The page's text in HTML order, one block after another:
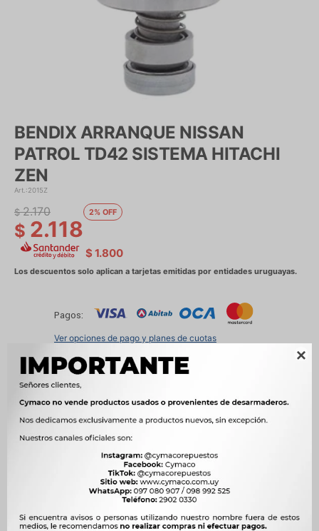

BENDIX ARRANQUE NISSAN
PATROL TD42 SISTEMA HITACHI
ZEN
2015Z
$ 2.118
$ 2.170 2
$ 1.800
Pagos:
Ver opciones de pago y planes de cuotas
Métodos y costos de envío
Ver mas productos de la marca Zen